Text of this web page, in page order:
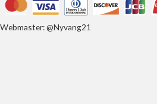
Webmaster: @Nyvang21